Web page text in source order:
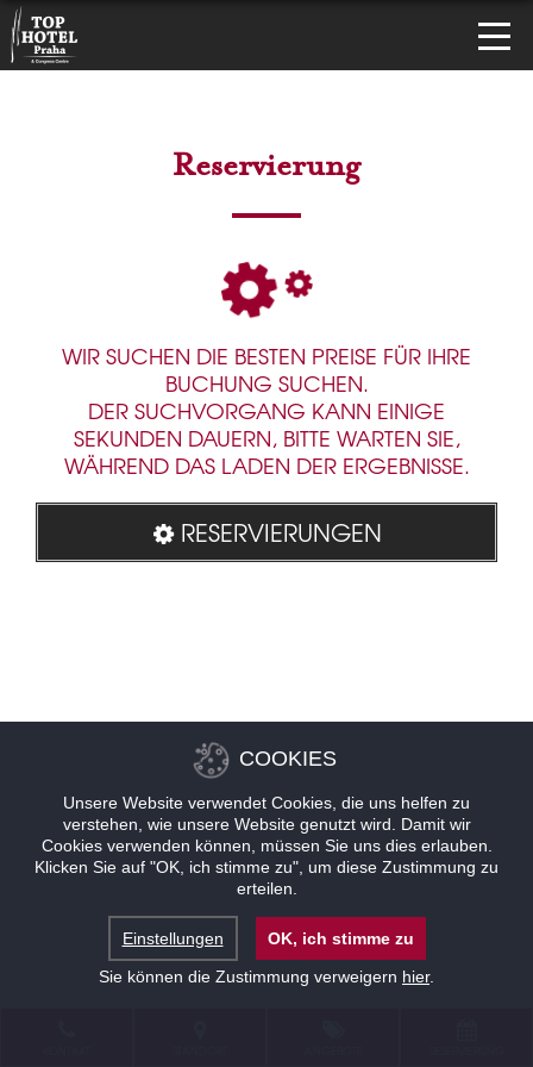
Reservierung
WIR SUCHEN DIE BESTEN PREISE FÜR IHRE
BUCHUNG SUCHEN.
DER SUCHVORGANG KANN EINIGE
SEKUNDEN DAUERN, BITTE WARTEN SIE,
WÄHREND DAS LADEN DER ERGEBNISSE.
RESERVIERUNGEN
COOKIES
Unsere Website verwendet Cookies, die uns helfen zu
verstehen, wie unsere Website genutzt wird. Damit wir
Cookies verwenden können, müssen Sie uns dies erlauben.
Klicken Sie auf "OK, ich stimme zu", um diese Zustimmung zu
erteilen.
Einstellungen
OK, ich stimme zu
Sie können die Zustimmung verweigern hier.